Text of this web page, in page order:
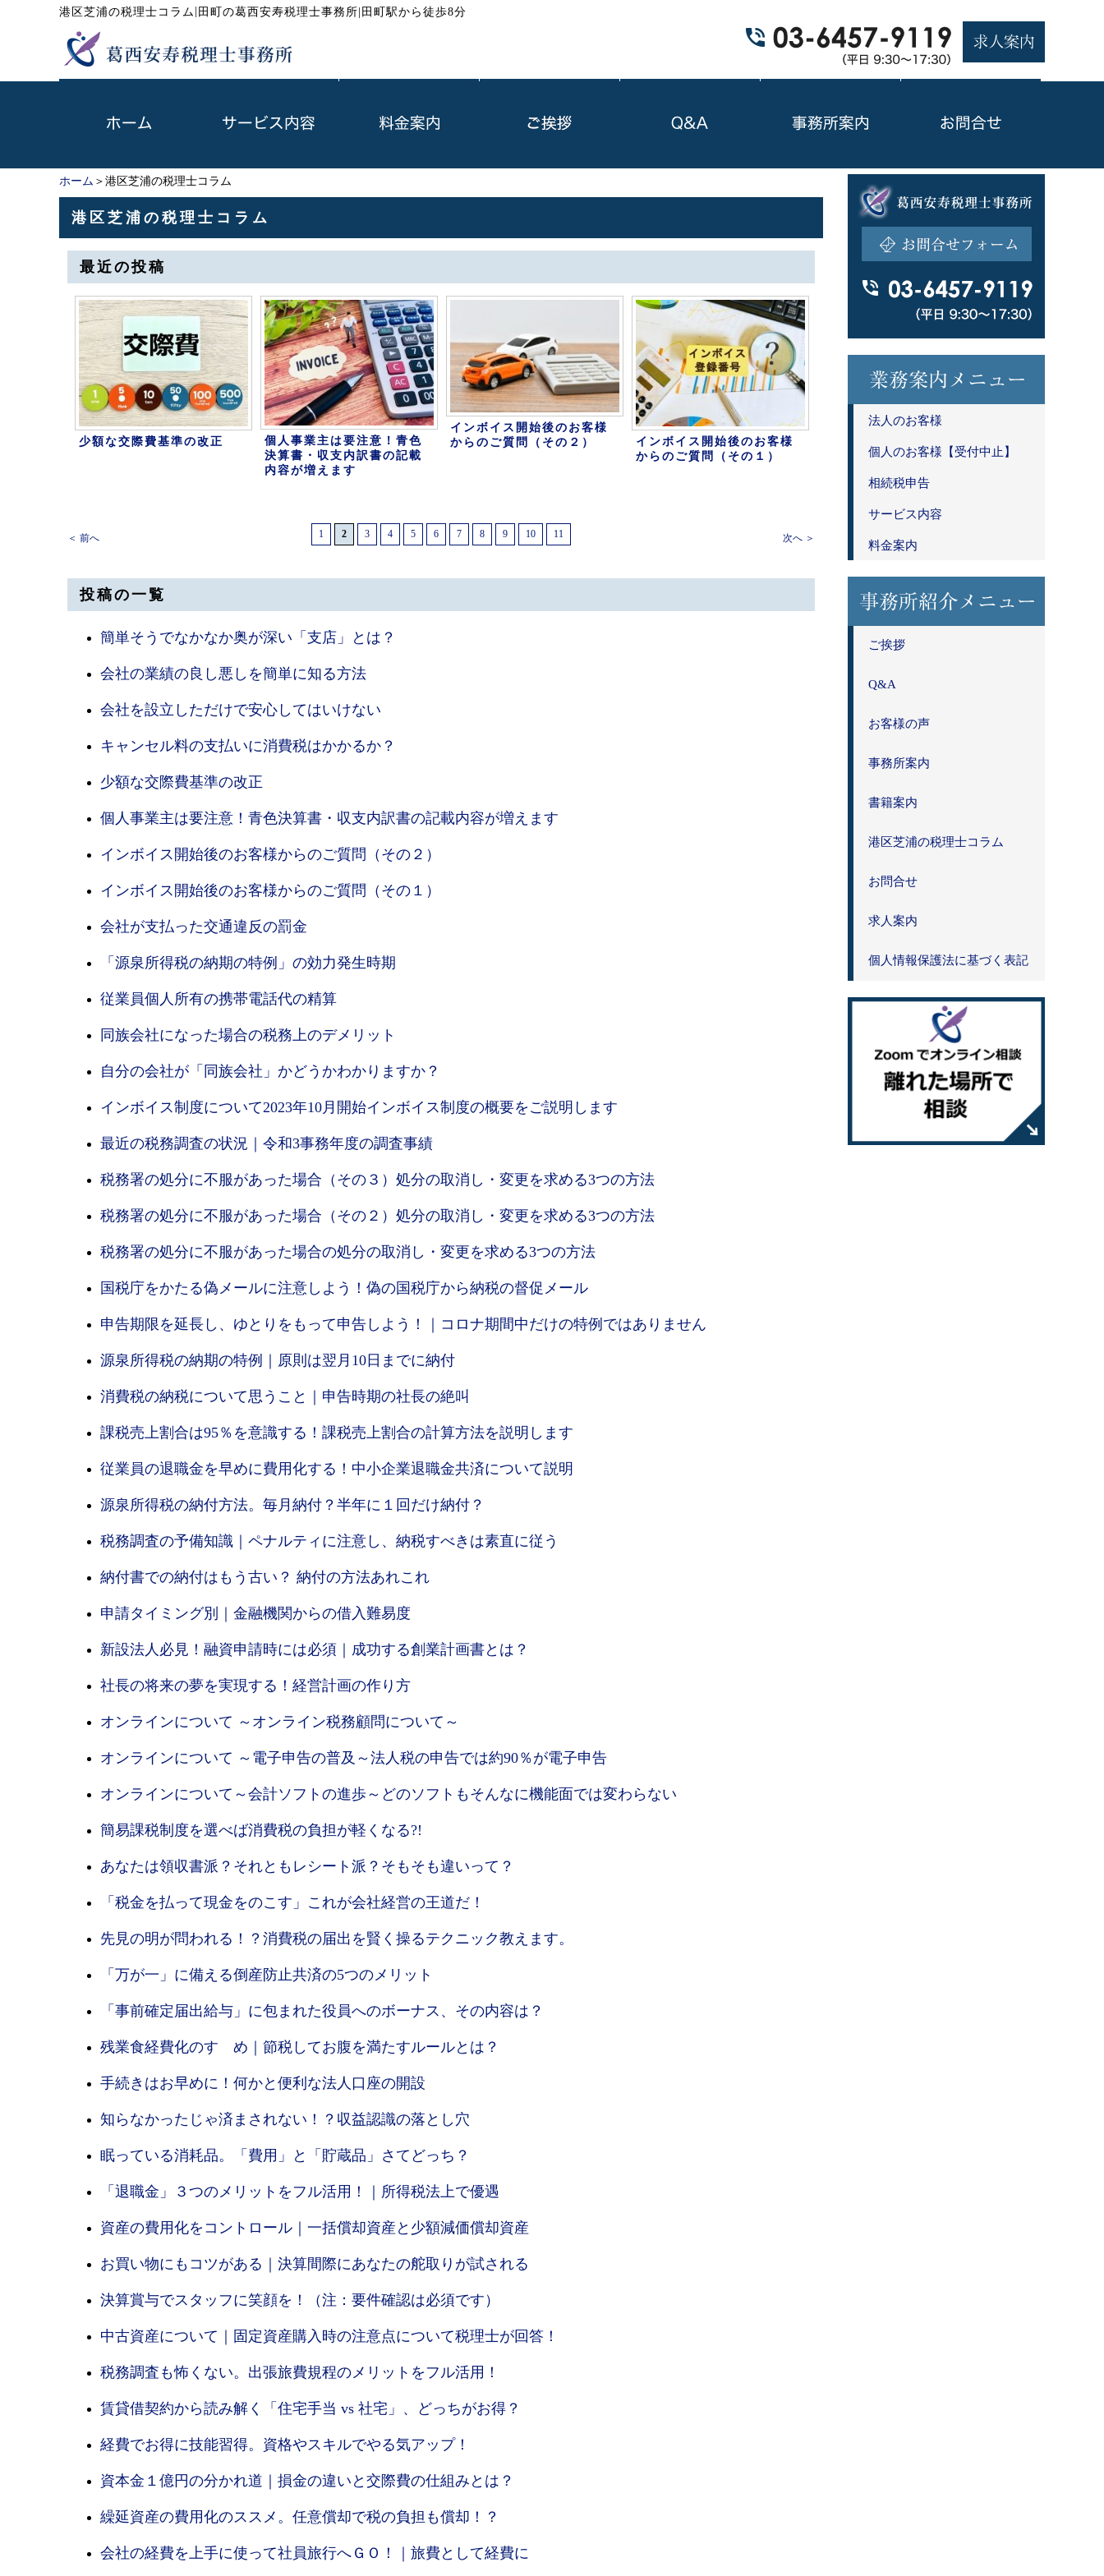
港区芝浦の税理士コラム 田町の葛西安寿税理士事務所|田町駅から徒歩8分
ホーム ＞港区芝浦の税理士コラム
港区芝浦の税理士コラム
最近の投稿
少額な交際費基準の改正
個人事業主は要注意！青色
決算書・収支内訳書の記載
内容が増えます
インボイス開始後のお客様
からのご質問（その２）
インボイス開始後のお客様
からのご質問（その１）
＜ 前へ 1 2 3 4 5 6 7 8 9 10 11 次へ ＞
投稿の一覧
簡単そうでなかなか奥が深い「支店」とは？
会社の業績の良し悪しを簡単に知る方法
会社を設立しただけで安心してはいけない
キャンセル料の支払いに消費税はかかるか？
少額な交際費基準の改正
個人事業主は要注意！青色決算書・収支内訳書の記載内容が増えます
インボイス開始後のお客様からのご質問（その２）
インボイス開始後のお客様からのご質問（その１）
会社が支払った交通違反の罰金
「源泉所得税の納期の特例」の効力発生時期
従業員個人所有の携帯電話代の精算
同族会社になった場合の税務上のデメリット
自分の会社が「同族会社」かどうかわかりますか？
インボイス制度について2023年10月開始インボイス制度の概要をご説明します
最近の税務調査の状況｜令和3事務年度の調査事績
税務署の処分に不服があった場合（その３）処分の取消し・変更を求める3つの方法
税務署の処分に不服があった場合（その２）処分の取消し・変更を求める3つの方法
税務署の処分に不服があった場合の処分の取消し・変更を求める3つの方法
国税庁をかたる偽メールに注意しよう！偽の国税庁から納税の督促メール
申告期限を延長し、ゆとりをもって申告しよう！｜コロナ期間中だけの特例ではありません
源泉所得税の納期の特例｜原則は翌月10日までに納付
消費税の納税について思うこと｜申告時期の社長の絶叫
課税売上割合は95％を意識する！課税売上割合の計算方法を説明します
従業員の退職金を早めに費用化する！中小企業退職金共済について説明
源泉所得税の納付方法。毎月納付？半年に１回だけ納付？
税務調査の予備知識｜ペナルティに注意し、納税すべきは素直に従う
納付書での納付はもう古い？ 納付の方法あれこれ
申請タイミング別｜金融機関からの借入難易度
新設法人必見！融資申請時には必須｜成功する創業計画書とは？
社長の将来の夢を実現する！経営計画の作り方
オンラインについて ～オンライン税務顧問について～
オンラインについて ～電子申告の普及～法人税の申告では約90％が電子申告
オンラインについて～会計ソフトの進歩～どのソフトもそんなに機能面では変わらない
簡易課税制度を選べば消費税の負担が軽くなる?!
あなたは領収書派？それともレシート派？そもそも違いって？
「税金を払って現金をのこす」これが会社経営の王道だ！
先見の明が問われる！？消費税の届出を賢く操るテクニック教えます。
「万が一」に備える倒産防止共済の5つのメリット
「事前確定届出給与」に包まれた役員へのボーナス、その内容は？
残業食経費化のすゝめ｜節税してお腹を満たすルールとは？
手続きはお早めに！何かと便利な法人口座の開設
知らなかったじゃ済まされない！？収益認識の落とし穴
眠っている消耗品。「費用」と「貯蔵品」さてどっち？
「退職金」３つのメリットをフル活用！｜所得税法上で優遇
資産の費用化をコントロール｜一括償却資産と少額減価償却資産
お買い物にもコツがある｜決算間際にあなたの舵取りが試される
決算賞与でスタッフに笑顔を！（注：要件確認は必須です）
中古資産について｜固定資産購入時の注意点について税理士が回答！
税務調査も怖くない。出張旅費規程のメリットをフル活用！
賃貸借契約から読み解く「住宅手当 vs 社宅」、どっちがお得？
経費でお得に技能習得。資格やスキルでやる気アップ！
資本金１億円の分かれ道｜損金の違いと交際費の仕組みとは？
繰延資産の費用化のススメ。任意償却で税の負担も償却！？
会社の経費を上手に使って社員旅行へＧＯ！｜旅費として経費に
法人のお客様
個人のお客様【受付中止】
相続税申告
サービス内容
料金案内
ご挨拶
Q&A
お客様の声
事務所案内
書籍案内
港区芝浦の税理士コラム
お問合せ
求人案内
個人情報保護法に基づく表記